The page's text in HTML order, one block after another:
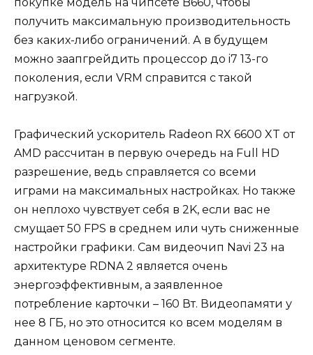
получить максимальную производительность
без каких-либо ограничений. А в будущем
можно заапгрейдить процессор до i7 13-го
поколения, если VRM справится с такой
нагрузкой.
Графический ускоритель Radeon RX 6600 XT от
AMD рассчитан в первую очередь на Full HD
разрешение, ведь справляется со всеми
играми на максимальных настройках. Но также
он неплохо чувствует себя в 2K, если вас не
смущает 50 FPS в среднем или чуть сниженные
настройки графики. Сам видеочип Navi 23 на
архитектуре RDNA 2 является очень
энергоэффективным, а заявленное
потребление карточки – 160 Вт. Видеопамяти у
нее 8 ГБ, но это относится ко всем моделям в
данном ценовом сегменте.